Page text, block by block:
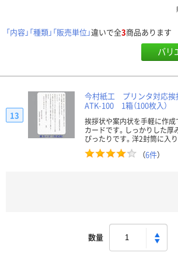
「内容」「種類」「販売単位」違いで全3商品あります
バリ
今村紙工 プリンタ対応
ATK-100 1箱（100枚入）
挨拶状や案内状を手軽に作成
カードです。しっかりした厚
ぴったりです。洋2封筒に入り
（6件）
13
数量